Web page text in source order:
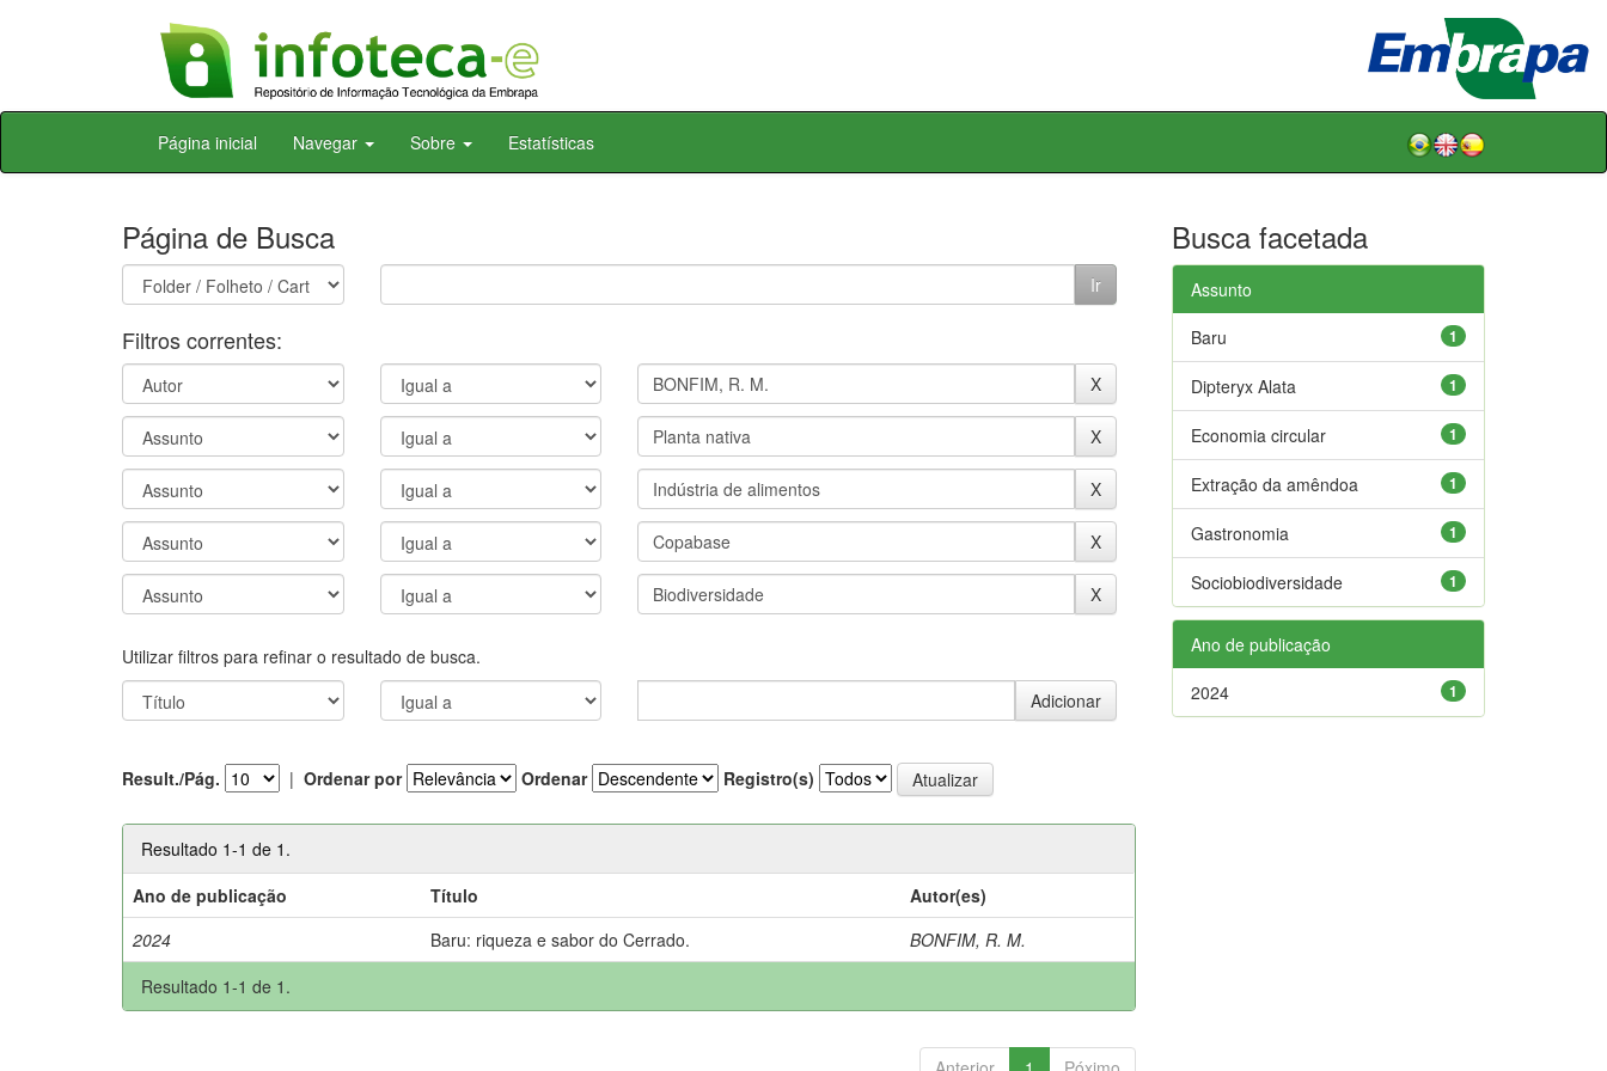
Skip
Página inicial Navegar Sobre Estatísticas
Página de Busca
Filtros correntes:
Utilizar filtros para refinar o resultado de busca.
Result./Pág. | Ordenar por Ordenar Registro(s)
Resultado 1-1 de 1.
Ano de publicação
Título
Autor(es)
2024
Baru: riqueza e sabor do Cerrado.
BONFIM, R. M.
Resultado 1-1 de 1.
Busca facetada
Assunto
1
Baru
1
Dipteryx Alata
1
Economia circular
1
Extração da amêndoa
1
Gastronomia
1
Sociobiodiversidade
Ano de publicação
1
2024